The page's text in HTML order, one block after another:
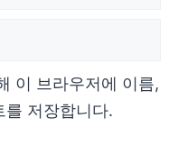
이 브라우저에 이름,
를 저장합니다.